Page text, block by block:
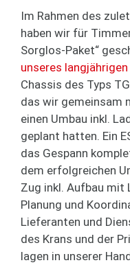
Im Rahmen des
haben wir für
Sorglos-Paket“
unseres langjährigen
Chassis des Typs
das wir gemeinsam
einen Umbau inkl.
geplant hatten. Ein
das Gespann
dem erfolgreichen
Zug inkl. Aufbau mit
Planung und
Lieferanten und
des Krans und der
lagen in unserer